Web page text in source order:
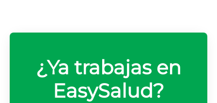
¿Ya trabajas en
EasySalud?